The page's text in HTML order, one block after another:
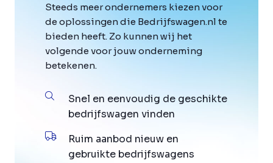
Steeds meer ondernemers kiezen voor
de oplossingen die Bedrijfswagen.nl te
bieden heeft. Zo kunnen wij het
volgende voor jouw onderneming
betekenen.
Snel en eenvoudig de geschikte
bedrijfswagen vinden
Ruim aanbod nieuw en
gebruikte bedrijfswagens